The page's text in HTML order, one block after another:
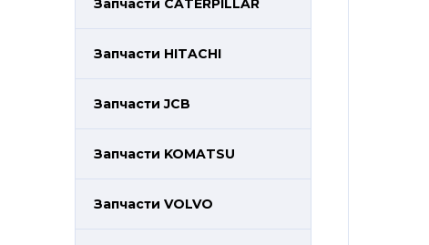
Запчасти CATERPILLAR
Запчасти HITACHI
Запчасти JCB
Запчасти KOMATSU
Запчасти VOLVO